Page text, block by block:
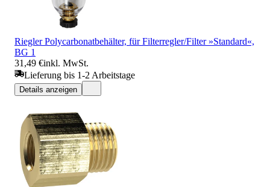
Riegler Polycarbonatbehälter, für Filterregler/Filter »Standard«,
BG 1
31,49 €inkl. MwSt.
Lieferung bis 1-2 Arbeitstage
Details anzeigen